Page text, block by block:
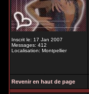
Inscrit le: 17 Jan 2007
Messages: 412
Localisation: Montpellier
Revenir en haut de page